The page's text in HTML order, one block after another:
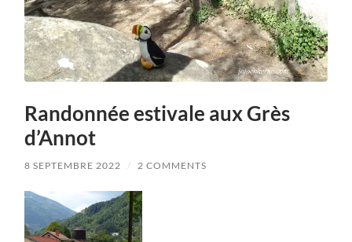
Randonnée estivale aux Grès
d’Annot
8 SEPTEMBRE 2022 / 2 COMMENTS